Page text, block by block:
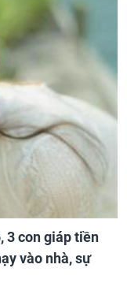
3 con giáp tiền
vào nhà, sự